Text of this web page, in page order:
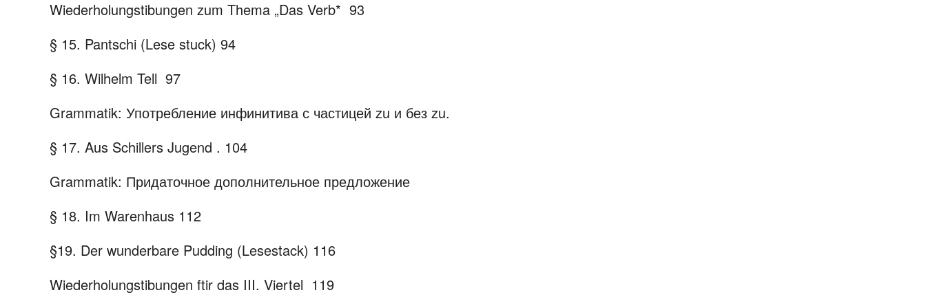
Wiederholungstibungen zum Thema „Das Verb* 93
§ 15. Pantschi (Lese stuck) 94
§ 16. Wilhelm Tell 97
Grammatik: Употребление инфинитива с частицей zu и без zu.
§ 17. Aus Schillers Jugend . 104
Grammatik: Придаточное дополнительное предложение
§ 18. Im Warenhaus 112
§19. Der wunderbare Pudding (Lesestack) 116
Wiederholungstibungen ftir das III. Viertel 119